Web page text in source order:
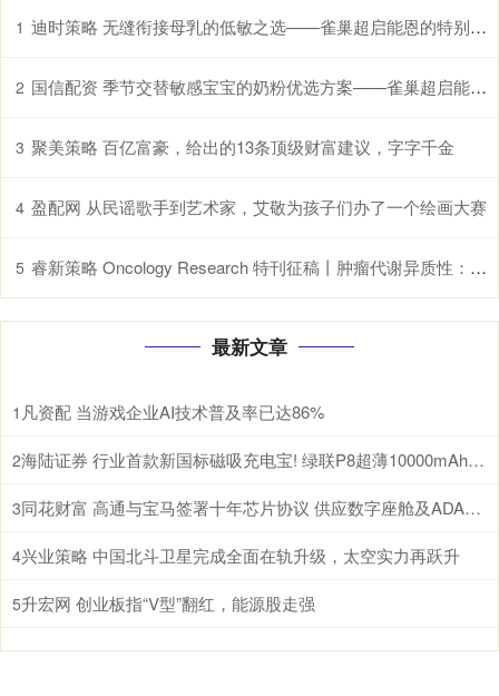
1 迪时策略 无缝衔接母乳的低敏之选——雀巢超启能恩的特别优势
2 国信配资 季节交替敏感宝宝的奶粉优选方案——雀巢超启能恩，守护脆弱肠胃
3 聚美策略 百亿富豪，给出的13条顶级财富建议，字字千金
4 盈配网 从民谣歌手到艺术家，艾敬为孩子们办了一个绘画大赛
5 睿新策略 Oncology Research 特刊征稿丨肿瘤代谢异质性：机制、生物标志物与治疗意义_研究
最新文章
1 凡资配 当游戏企业AI技术普及率已达86%
2 海陆证券 行业首款新国标磁吸充电宝! 绿联P8超薄10000mAh磁吸移动电源开启预约
3 同花财富 高通与宝马签署十年芯片协议 供应数字座舱及ADAS计算芯片
4兴业策略 中国北斗卫星完成全面在轨升级，太空实力再跃升
5升宏网 创业板指“V型”翻红，能源股走强